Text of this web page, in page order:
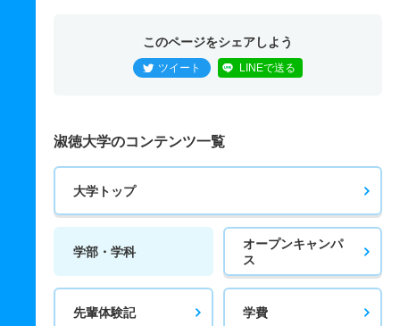
このページをシェアしよう
ツイート LINEで送る
淑徳大学のコンテンツ一覧
大学トップ
学部・学科
オープンキャンパ
ス
先輩体験記 学費